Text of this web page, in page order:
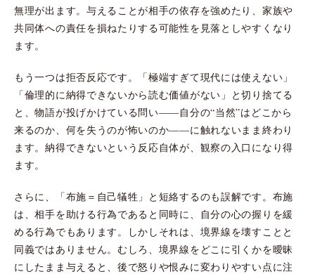
無理が出ます。与えることが相手の依存を強めたり、家族や
共同体への責任を損ねたりする可能性を見落としやすくなり
ます。
もう一つは拒否反応です。「極端すぎて現代には使えない」
「倫理的に納得できないから読む価値がない」と切り捨てる
と、物語が投げかけている問い――自分の“当然”はどこから
来るのか、何を失うのが怖いのか――に触れないまま終わり
ます。納得できないという反応自体が、観察の入口になり得
ます。
さらに、「布施＝自己犠牲」と短絡するのも誤解です。布施
は、相手を助ける行為であると同時に、自分の心の握りを緩
める行為でもあります。しかしそれは、境界線を壊すことと
同義ではありません。むしろ、境界線をどこに引くかを曖昧
にしたまま与えると、後で怒りや恨みに変わりやすい点に注